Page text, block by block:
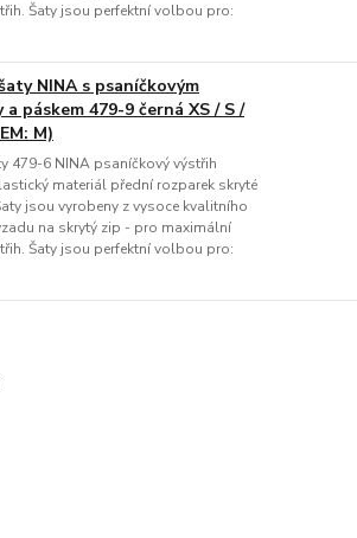
Šaty jsou perfektní volbou pro:
NINA s psaníčkovým
páskem 479-9 černá XS / S /
M)
479-6 NINA psaníčkový výstřih
materiál přední rozparek skryté
jsou vyrobeny z vysoce kvalitního
na skrytý zip - pro maximální
Šaty jsou perfektní volbou pro: